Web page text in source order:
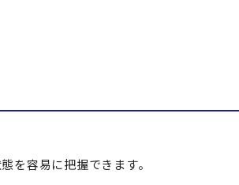
を容易に把握できます。